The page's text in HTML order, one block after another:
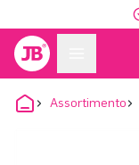
Assortimento